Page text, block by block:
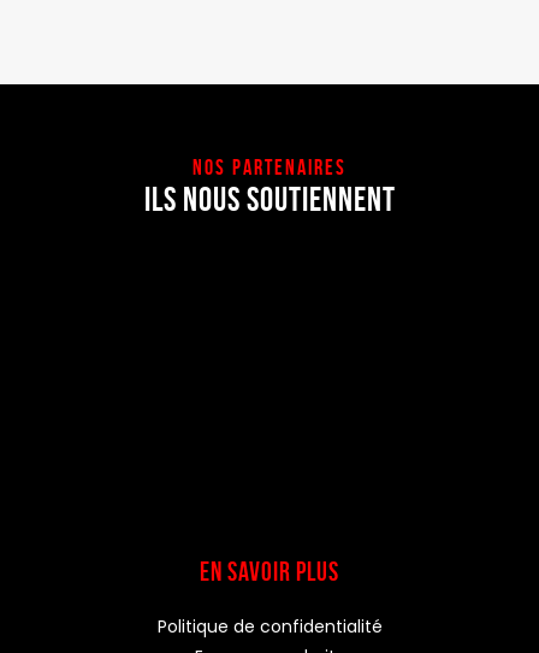
NOS PARTENAIRES
ILS NOUS SOUTIENNENT
EN SAVOIR PLUS
Politique de confidentialité